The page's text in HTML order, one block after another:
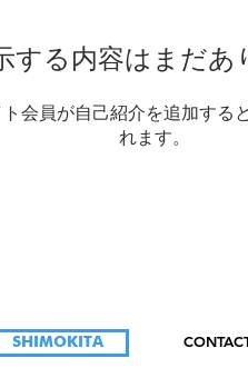
する内容はまだあ
ト会員が自己紹介を追加する
れます。
SHIMOKITA